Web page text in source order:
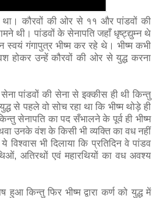
था। कौरवों की ओर से ११ और पांडवों की
थी। पांडवों के सेनापति जहाँ धृष्ट्द्युम्न थे
स्वयं गंगापुत्र भीष्म कर रहे थे। भीष्म कभी
होकर उन्हें कौरवों की ओर से युद्ध करना
पांडवों की सेना से इक्कीस ही थी किन्तु
से पहले वो सोच रहा था कि भीष्म थोड़े ही
सेनापति का पद सँभालने के पूर्व ही भीष्म
उनके वंश के किसी भी व्यक्ति का वध नहीं
विश्वास भी दिलाया कि प्रतिदिन वे पांडव
अतिरथों एवं महारथियों का वध अवश्य
किन्तु फिर भीष्म द्वारा कर्ण को युद्ध में